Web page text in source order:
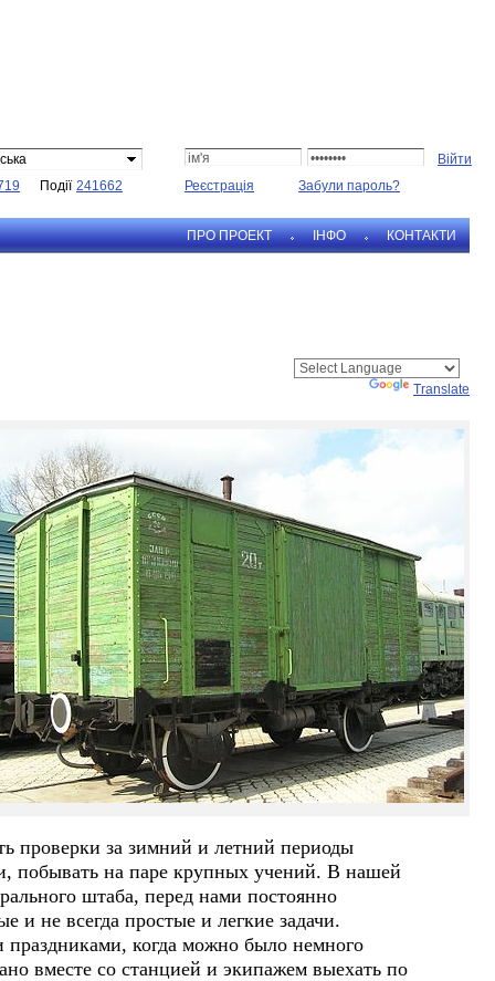
Події 241662 Реєстрація Забули пароль?
ПРО ПРОЕКТ IНФО КОНТАКТИ
Translate
проверки за зимний и летний периоды
побывать на паре крупных учений. В нашей
штаба, перед нами постоянно
и не всегда простые и легкие задачи.
когда можно было немного
вместе со станцией и экипажем выехать по